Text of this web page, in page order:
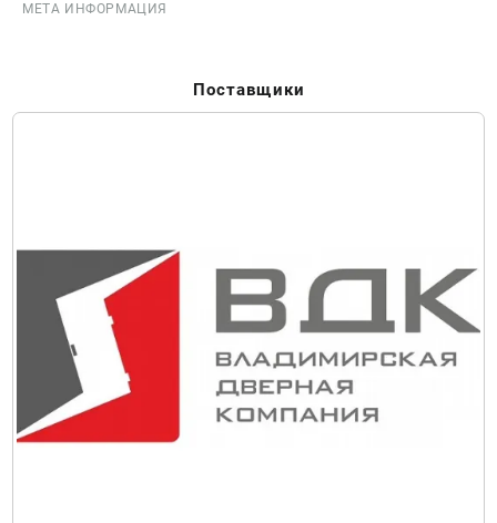
МЕТА ИНФОРМАЦИЯ
Поставщики